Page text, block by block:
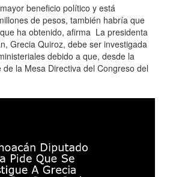
beneficio político y está
de pesos, también habría que
ha obtenido, afirma La presidenta
Grecia Quiroz, debe ser investigada
debido a que, desde la
la Mesa Directiva del Congreso del